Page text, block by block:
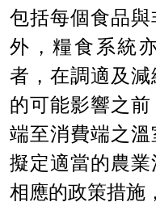
包括每個食品
外，糧食系統
者，在調適及
的可能影響之
端至消費端之
擬定適當的農
相應的政策措施